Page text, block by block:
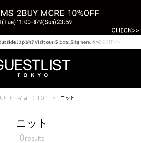
Japan? Visit our Global Site here. >>
規会員様1000Point Present Campaign CHECK IT>>
ト トーキョー）TOP ニット
ニット
0results